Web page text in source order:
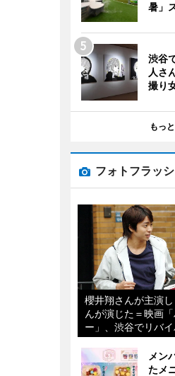
暑」
渋谷
人さ
撮り
もっ
フォトフラッ
櫻井翔さんが主演
んが演じた＝映画
ー」、渋谷でリバ
メン
たメ